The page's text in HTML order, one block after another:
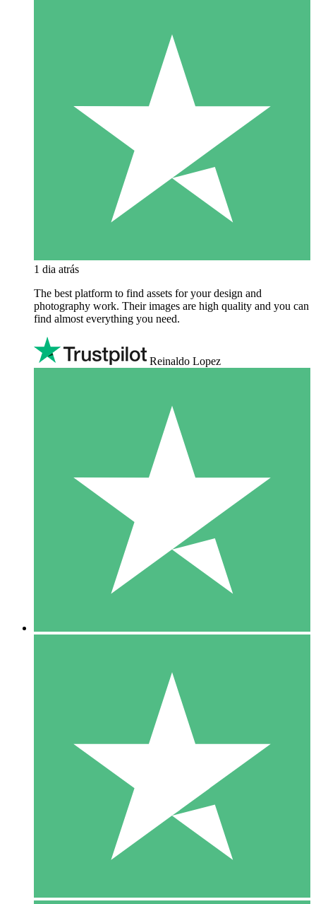
1 dia atrás
The best platform to find assets for your design and
photography work. Their images are high quality and you can
find almost everything you need.
Reinaldo Lopez